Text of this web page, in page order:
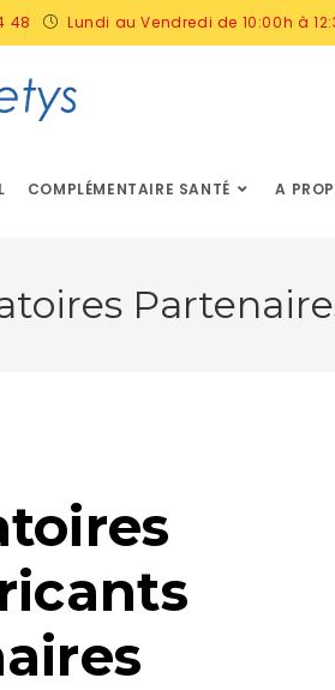
48 Lundi au Vendredi de 10:00h à
COMPLÉMENTAIRE SANTÉ A